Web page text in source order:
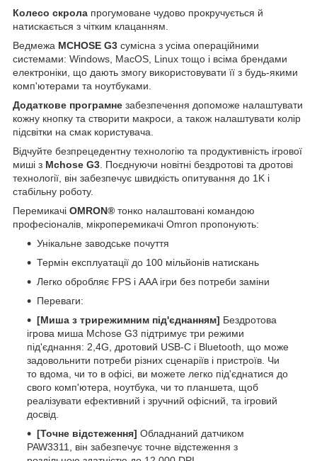
Колесо скрола прогумоване чудово прокручується й
натискається з чітким клацанням.
Ведмежа MCHOSE G3 сумісна з усіма операційними
системами: Windows, MacOS, Linux тощо і всіма брендами
електроніки, що дають змогу використовувати її з будь-якими
комп'ютерами та ноутбуками.
Додаткове програмне забезпечення допоможе налаштувати
кожну кнопку та створити макроси, а також налаштувати колір
підсвітки на смак користувача.
Відчуйте безпрецедентну технологію та продуктивність ігрової
миші з Mchose G3 . Поєднуючи новітні бездротові та дротові
технології, він забезпечує швидкість опитування до 1K і
стабільну роботу.
Перемикачі OMRON® тонко налаштовані командою
професіоналів, мікроперемикачі Omron пропонують:
Унікальне заводське почуття
Термін експлуатації до 100 мільйонів натискань
Легко обробляє FPS і AAA ігри без потреби заміни
Переваги:
[Миша з трирежимним під'єднанням] Бездротова
ігрова миша Mchose G3 підтримує три режими
під'єднання: 2,4G, дротовий USB-C і Bluetooth, що може
задовольнити потреби різних сценаріїв і пристроїв. Чи
то вдома, чи то в офісі, ви можете легко під'єднатися до
свого комп'ютера, ноутбука, чи то планшета, щоб
реалізувати ефективний і зручний офісний, та ігровий
досвід.
[Точне відстеження] Обладнаний датчиком
PAW3311, він забезпечує точне відстеження з